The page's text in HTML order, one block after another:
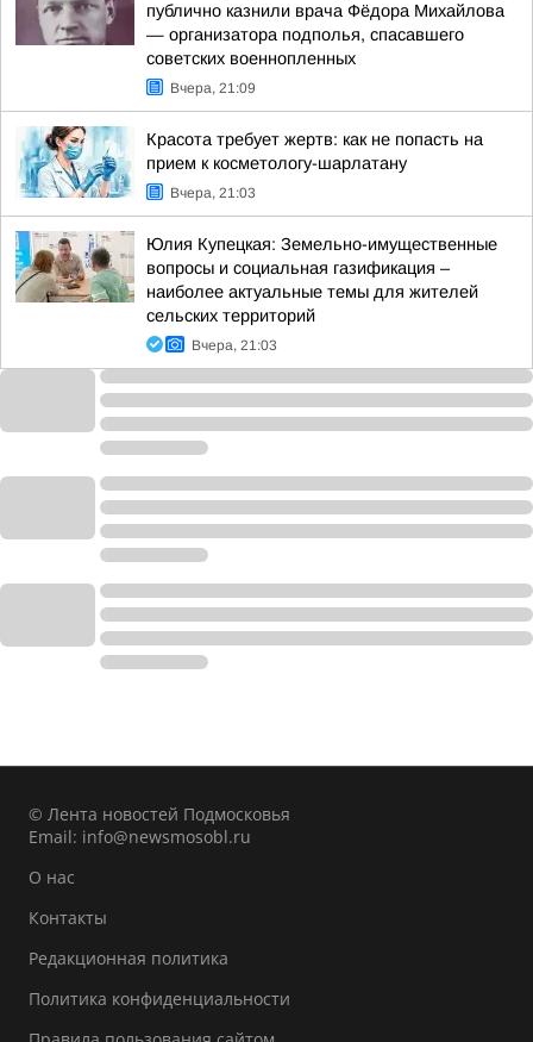
публично казнили врача Фёдора Михайлова
— организатора подполья, спасавшего
советских военнопленных
Вчера, 21:09
Красота требует жертв: как не попасть на
прием к косметологу-шарлатану
Вчера, 21:03
Юлия Купецкая: Земельно-имущественные
вопросы и социальная газификация –
наиболее актуальные темы для жителей
сельских территорий
Вчера, 21:03
© Лента новостей Подмосковья
Email: info@newsmosobl.ru
О нас
Контакты
Редакционная политика
Политика конфиденциальности